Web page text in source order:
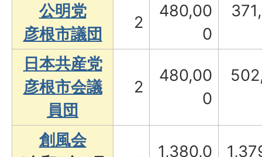
公明党
彦根市議団
2
480,00
0
日本共産党
彦根市会議
員団
2
480,00
0
創風会
1,380,0